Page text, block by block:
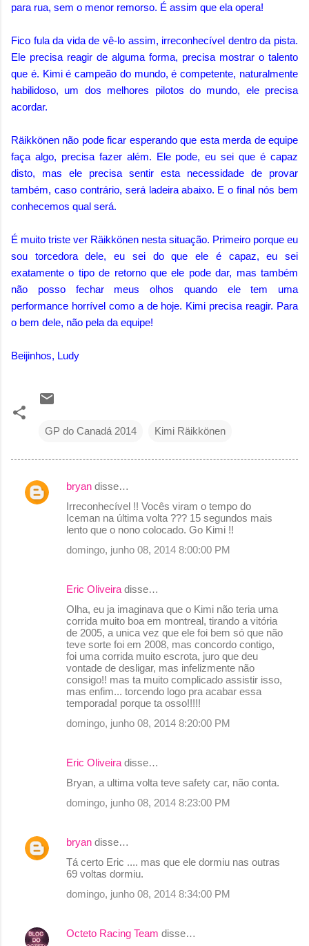
para rua, sem o menor remorso. É assim que ela opera!
Fico fula da vida de vê-lo assim, irreconhecível dentro da pista.
Ele precisa reagir de alguma forma, precisa mostrar o talento
que é. Kimi é campeão do mundo, é competente, naturalmente
habilidoso, um dos melhores pilotos do mundo, ele precisa
acordar.
Räikkönen não pode ficar esperando que esta merda de equipe
faça algo, precisa fazer além. Ele pode, eu sei que é capaz
disto, mas ele precisa sentir esta necessidade de provar
também, caso contrário, será ladeira abaixo. E o final nós bem
conhecemos qual será.
É muito triste ver Räikkönen nesta situação. Primeiro porque eu
sou torcedora dele, eu sei do que ele é capaz, eu sei
exatamente o tipo de retorno que ele pode dar, mas também
não posso fechar meus olhos quando ele tem uma
performance horrível como a de hoje. Kimi precisa reagir. Para
o bem dele, não pela da equipe!
Beijinhos, Ludy
GP do Canadá 2014 Kimi Räikkönen
C
bryan disse…
Irreconhecível !! Vocês viram o tempo do
Iceman na última volta ??? 15 segundos mais
lento que o nono colocado. Go Kimi !!
domingo, junho 08, 2014 8:00:00 PM
Eric Oliveira disse…
Olha, eu ja imaginava que o Kimi não teria uma
corrida muito boa em montreal, tirando a vitória
de 2005, a unica vez que ele foi bem só que não
teve sorte foi em 2008, mas concordo contigo,
foi uma corrida muito escrota, juro que deu
vontade de desligar, mas infelizmente não
consigo!! mas ta muito complicado assistir isso,
mas enfim... torcendo logo pra acabar essa
temporada! porque ta osso!!!!!
domingo, junho 08, 2014 8:20:00 PM
Eric Oliveira disse…
Bryan, a ultima volta teve safety car, não conta.
domingo, junho 08, 2014 8:23:00 PM
bryan disse…
Tá certo Eric .... mas que ele dormiu nas outras
69 voltas dormiu.
domingo, junho 08, 2014 8:34:00 PM
Octeto Racing Team disse…